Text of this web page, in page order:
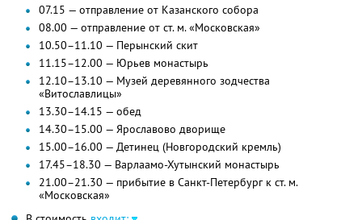
07.15 — отправление от Казанского собора
08.00 — отправление от ст. м. «Московская»
10.50–11.10 — Перынский скит
11.15–12.00 — Юрьев монастырь
12.10–13.10 — Музей деревянного зодчества
«Витославлицы»
13.30–14.15 — обед
14.30–15.00 — Ярославово дворище
15.00–16.00 — Детинец (Новгородский кремль)
17.45–18.30 — Варлаамо-Хутынский монастырь
21.00–21.30 — прибытие в Санкт-Петербург к ст. м.
«Московская»